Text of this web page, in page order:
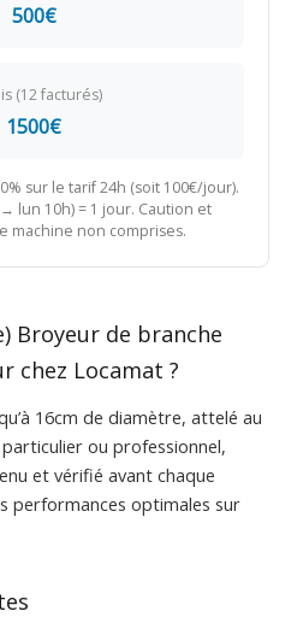
500€
(12 facturés)
1500€
sur le tarif 24h (soit 100€/jour).
lun 10h) = 1 jour. Caution et
machine non comprises.
Broyeur de branche
chez Locamat ?
16cm de diamètre, attelé au
ou professionnel,
et vérifié avant chaque
performances optimales sur